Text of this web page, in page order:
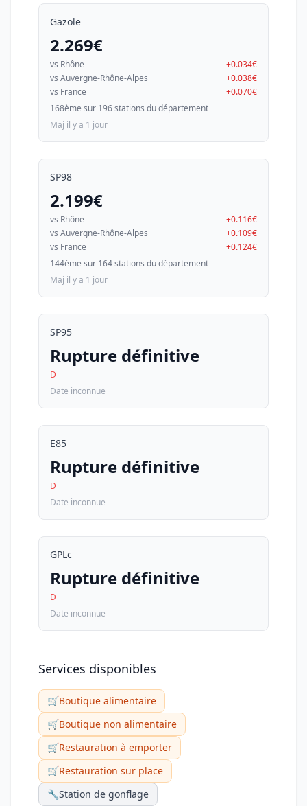
Gazole
2.269€
vs Rhône
+0.034€
vs Auvergne-Rhône-Alpes
+0.038€
vs France
+0.070€
168ème sur 196 stations du département
Maj il y a 1 jour
SP98
2.199€
vs Rhône
+0.116€
vs Auvergne-Rhône-Alpes
+0.109€
vs France
+0.124€
144ème sur 164 stations du département
Maj il y a 1 jour
SP95
Rupture définitive
D
Date inconnue
E85
Rupture définitive
D
Date inconnue
GPLc
Rupture définitive
D
Date inconnue
Services disponibles
🛒Boutique alimentaire
🛒Boutique non alimentaire
🛒Restauration à emporter
🛒Restauration sur place
🔧Station de gonflage